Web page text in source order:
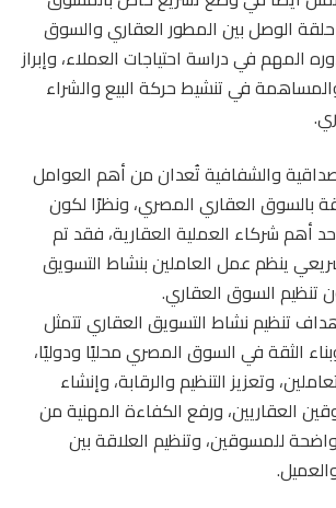
حلقة الوصل بين المطور العقاري والسوق
المهم في دراسة احتياجات العملاء، وإبراز
في تنشيط حركة البيع والشراء
والشفافية تُعدان من أهم العوامل
بالسوق العقاري المصري، ونظرًا لكون
أهم شركاء العملية العقارية، فقد تم
ينظم عمل العاملين بنشاط التسويق
تنظيم السوق العقاري.
تنظيم نشاط التسويق العقاري تتمثل
الثقة في السوق المصري محليًا ودوليًا،
وتعزيز التنظيم والرقابة، وإنشاء
العقاريين، ورفع الكفاءة المهنية من
للمسوقين، وتنظيم العلاقة بين